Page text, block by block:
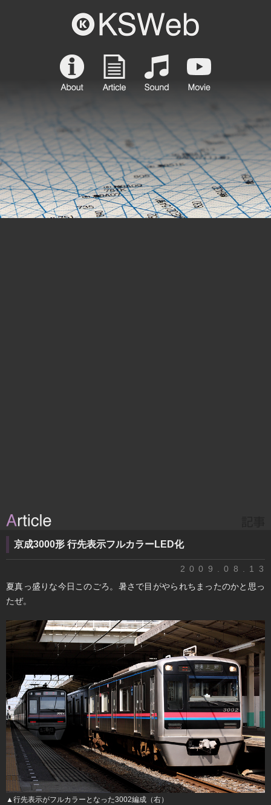
京成3000形 行先表示フルカラーLED化
2009.08.13
夏真っ盛りな今日このごろ。暑さで目がやられちまったのかと思っ
たぜ。
▲行先表示がフルカラーとなった3002編成（右）